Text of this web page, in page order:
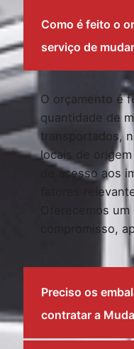
Como é feito o
serviço de
O orçamento é
quantidade de
transportados,
locais de
de acesso aos
fatores
Oferecemos
compromisso,
Preciso os
contratar a